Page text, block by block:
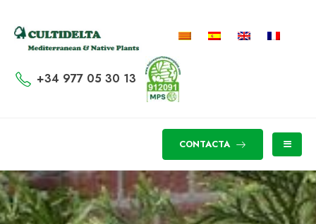
+34 977 05 30 13
CONTACTA